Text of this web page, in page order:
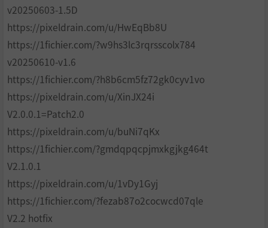
v20250603-1.5D
https://pixeldrain.com/u/HwEqBb8U
https://1fichier.com/?w9hs3lc3rqrsscolx784
v20250610-v1.6
https://1fichier.com/?h8b6cm5fz72gk0cyv1vo
https://pixeldrain.com/u/XinJX24i
V2.0.0.1=Patch2.0
https://pixeldrain.com/u/buNi7qKx
https://1fichier.com/?gmdqpqcpjmxkgjkg464t
V2.1.0.1
https://pixeldrain.com/u/1vDy1Gyj
https://1fichier.com/?fezab87o2cocwcd07qle
V2.2 hotfix